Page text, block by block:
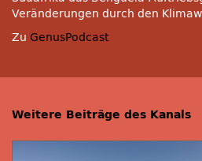
Veränderungen durch den
Zu GenusPodcast
Weitere Beiträge des Kanals